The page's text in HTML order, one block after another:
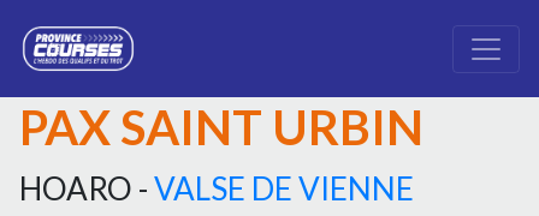
PAX SAINT URBIN
HOARO -VALSE DE VIENNE